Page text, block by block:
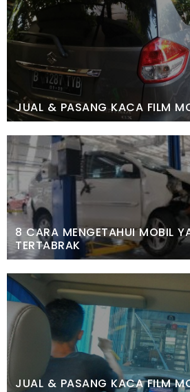
JUAL & PASANG KACA FILM
8 CARA MENGETAHUI MOBIL
TERTABRAK
JUAL & PASANG KACA FILM